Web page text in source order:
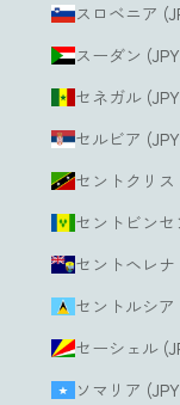
スロベニア
スーダン
セネガル
セルビア
セントクリ
セントビン
セントヘレナ
セントルシア
セーシェル
ソマリア